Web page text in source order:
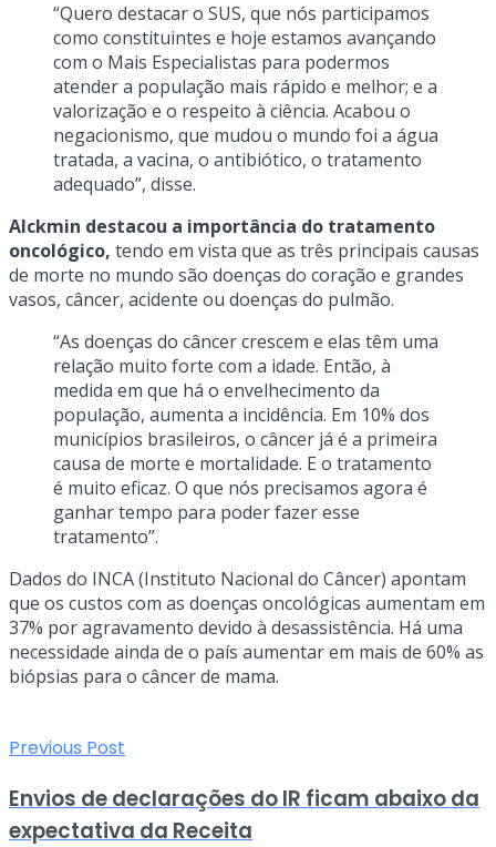
“Quero destacar o SUS, que nós participamos
como constituintes e hoje estamos avançando
com o Mais Especialistas para podermos
atender a população mais rápido e melhor; e a
valorização e o respeito à ciência. Acabou o
negacionismo, que mudou o mundo foi a água
tratada, a vacina, o antibiótico, o tratamento
adequado”, disse.
Alckmin destacou a importância do tratamento
oncológico, tendo em vista que as três principais causas
de morte no mundo são doenças do coração e grandes
vasos, câncer, acidente ou doenças do pulmão.
“As doenças do câncer crescem e elas têm uma
relação muito forte com a idade. Então, à
medida em que há o envelhecimento da
população, aumenta a incidência. Em 10% dos
municípios brasileiros, o câncer já é a primeira
causa de morte e mortalidade. E o tratamento
é muito eficaz. O que nós precisamos agora é
ganhar tempo para poder fazer esse
tratamento”.
Dados do INCA (Instituto Nacional do Câncer) apontam
que os custos com as doenças oncológicas aumentam em
37% por agravamento devido à desassistência. Há uma
necessidade ainda de o país aumentar em mais de 60% as
biópsias para o câncer de mama.
Previous Post
Envios de declarações do IR ficam abaixo da
expectativa da Receita